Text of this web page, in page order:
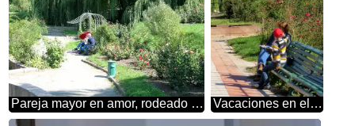
Pareja mayor en amor, rodeado de rosas Vacaciones en el parque en Banco